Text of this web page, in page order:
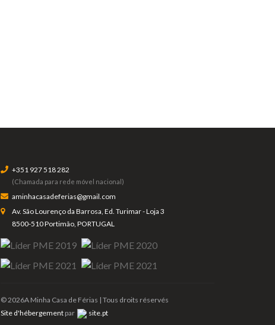
+351 927 518 282
(Chamada para rede móvel nacional)
aminhacasadeferias@gmail.com
Av. São Lourenço da Barrosa, Ed. Turimar - Loja 3
8500-510 Portimão, PORTUGAL
© 2026A Minha Casa de Férias | Tous droits réservés
Site d'hébergement par site.pt